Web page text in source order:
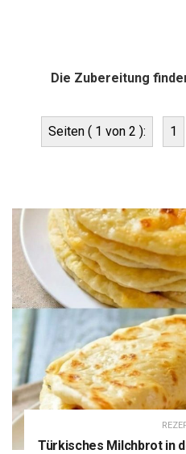
Die Zubereitung
Seiten ( 1 von 2 ): 1
Türkisches Milchbrot in